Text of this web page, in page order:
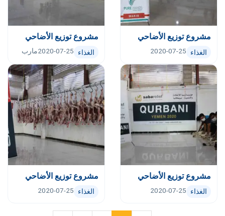
مشروع توزيع الأضاحي
الغذاء 2020-07-25
مشروع توزيع الأضاحي
الغذاء 2020-07-25مارب
مشروع توزيع الأضاحي
الغذاء 2020-07-25
مشروع توزيع الأضاحي
الغذاء 2020-07-25